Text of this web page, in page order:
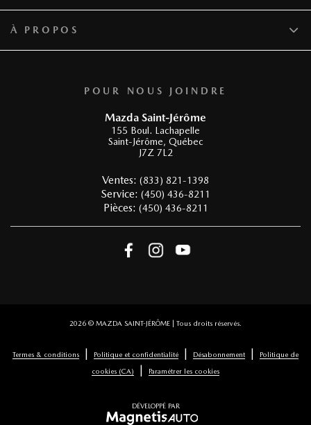
POUR NOUS JOINDRE
Mazda Saint-Jérôme
155 Boul. Lachapelle
Saint-Jérôme, Québec
J7Z 7L2
Ventes: (833) 821-1398
Service: (450) 436-8211
Pièces: (450) 436-8211
À PROPOS
2026 © MAZDA SAINT-JÉRÔME | Tous droits réservés.
Termes & conditions | Politique et confidentialité | Désabonnement |
Politique de
cookies (CA)
| Paramétrer les cookies
DÉVELOPPÉ PAR